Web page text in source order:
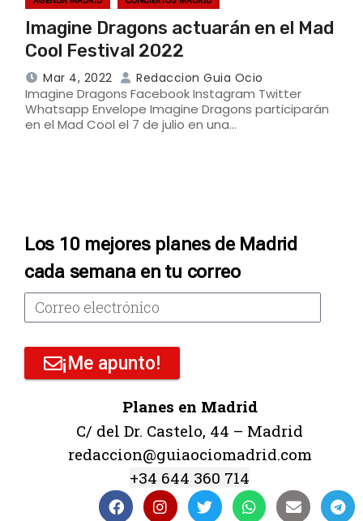
Imagine Dragons actuarán en el Mad
Cool Festival 2022
Mar 4, 2022 Redaccion Guia Ocio
Imagine Dragons Facebook Instagram Twitter
Whatsapp Envelope Imagine Dragons participarán
en el Mad Cool el 7 de julio en una…
Los 10 mejores planes de Madrid
cada semana en tu correo
¡Me apunto!
Planes en Madrid
C/ del Dr. Castelo, 44 – Madrid
redaccion@guiaociomadrid.com
+34 644 360 714